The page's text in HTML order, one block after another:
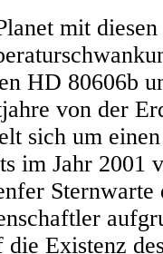
mit
HD 80606b
von der
sich um
im Jahr 2001
Existenz